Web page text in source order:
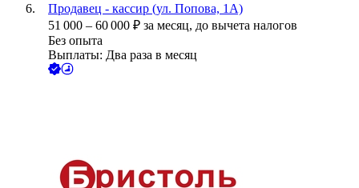
Продавец - кассир (ул. Попова, 1А)
51 000 – 60 000 ₽ за месяц, до вычета налогов
Без опыта
Выплаты: Два раза в месяц